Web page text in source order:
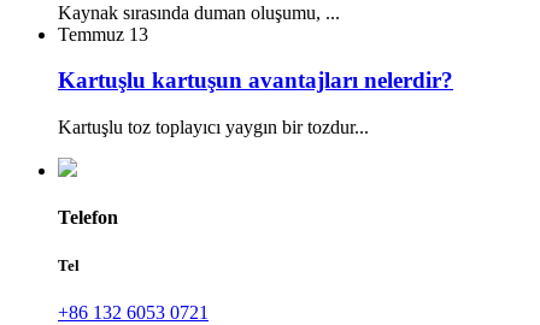
Kaynak sırasında duman oluşumu, ...
Temmuz 13
Kartuşlu kartuşun avantajları nelerdir?
Kartuşlu toz toplayıcı yaygın bir tozdur...
Telefon
Tel
+86 132 6053 0721